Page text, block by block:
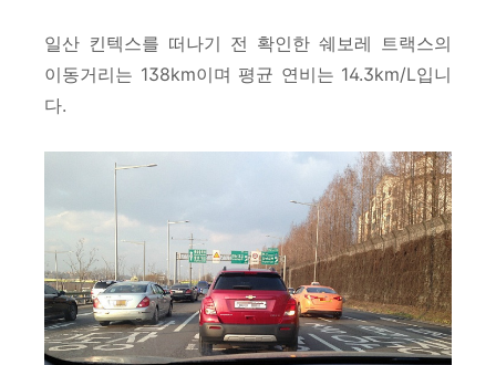
일산 킨텍스를 떠나기 전 확인한 쉐보레 트랙스의
이동거리는 138km이며 평균 연비는 14.3km/L입니
다.